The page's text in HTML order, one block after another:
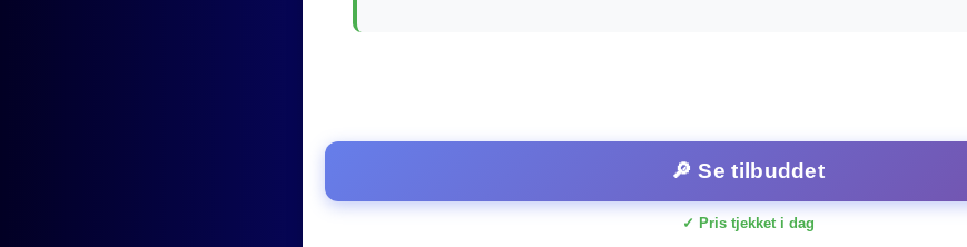
🔎 Se tilbuddet
✓ Pris tjekket i dag